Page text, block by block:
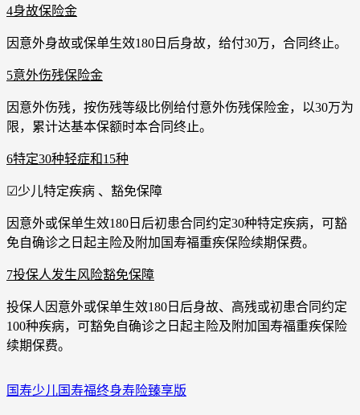
4身故保险金
因意外身故或保单生效180日后身故，给付30万，合同终止。
5意外伤残保险金
因意外伤残，按伤残等级比例给付意外伤残保险金，以30万为
限，累计达基本保额时本合同终止。
6特定30种轻症和15种
☑少儿特定疾病 、豁免保障
因意外或保单生效180日后初患合同约定30种特定疾病，可豁
免自确诊之日起主险及附加国寿福重疾保险续期保费。
7投保人发生风险豁免保障
投保人因意外或保单生效180日后身故、高残或初患合同约定
100种疾病，可豁免自确诊之日起主险及附加国寿福重疾保险
续期保费。
国寿少儿国寿福终身寿险臻享版